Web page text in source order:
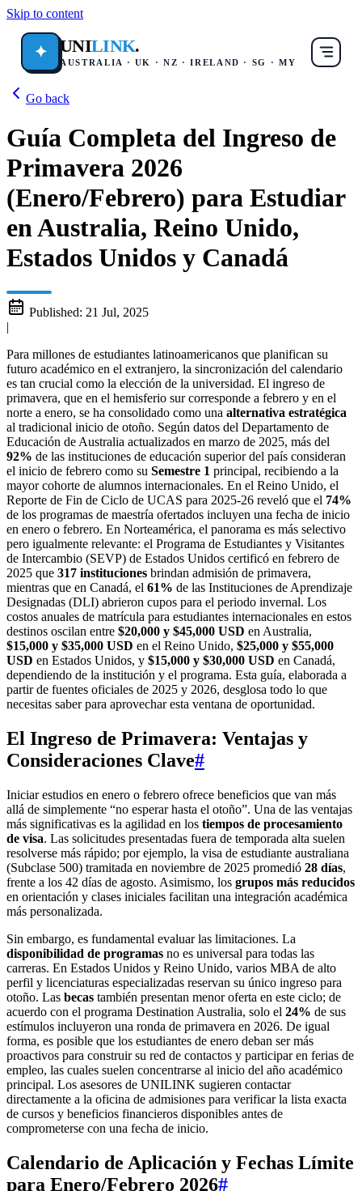
Skip to content
✦ UNILINK.
AUSTRALIA · UK · NZ · IRELAND · SG · MY
Go back
Guía Completa del Ingreso de
Primavera 2026
(Enero/Febrero) para Estudiar
en Australia, Reino Unido,
Estados Unidos y Canadá
Published: 21 Jul, 2025
|
Para millones de estudiantes latinoamericanos que planifican su
futuro académico en el extranjero, la sincronización del calendario
es tan crucial como la elección de la universidad. El ingreso de
primavera, que en el hemisferio sur corresponde a febrero y en el
norte a enero, se ha consolidado como una alternativa estratégica
al tradicional inicio de otoño. Según datos del Departamento de
Educación de Australia actualizados en marzo de 2025, más del
92% de las instituciones de educación superior del país consideran
el inicio de febrero como su Semestre 1 principal, recibiendo a la
mayor cohorte de alumnos internacionales. En el Reino Unido, el
Reporte de Fin de Ciclo de UCAS para 2025-26 reveló que el 74%
de los programas de maestría ofertados incluyen una fecha de inicio
en enero o febrero. En Norteamérica, el panorama es más selectivo
pero igualmente relevante: el Programa de Estudiantes y Visitantes
de Intercambio (SEVP) de Estados Unidos certificó en febrero de
2025 que 317 instituciones brindan admisión de primavera,
mientras que en Canadá, el 61% de las Instituciones de Aprendizaje
Designadas (DLI) abrieron cupos para el periodo invernal. Los
costos anuales de matrícula para estudiantes internacionales en estos
destinos oscilan entre $20,000 y $45,000 USD en Australia,
$15,000 y $35,000 USD en el Reino Unido, $25,000 y $55,000
USD en Estados Unidos, y $15,000 y $30,000 USD en Canadá,
dependiendo de la institución y el programa. Esta guía, elaborada a
partir de fuentes oficiales de 2025 y 2026, desglosa todo lo que
necesitas saber para aprovechar esta ventana de oportunidad.
El Ingreso de Primavera: Ventajas y
Consideraciones Clave#
Iniciar estudios en enero o febrero ofrece beneficios que van más
allá de simplemente “no esperar hasta el otoño”. Una de las ventajas
más significativas es la agilidad en los tiempos de procesamiento
de visa. Las solicitudes presentadas fuera de temporada alta suelen
resolverse más rápido; por ejemplo, la visa de estudiante australiana
(Subclase 500) tramitada en noviembre de 2025 promedió 28 días,
frente a los 42 días de agosto. Asimismo, los grupos más reducidos
en orientación y clases iniciales facilitan una integración académica
más personalizada.
Sin embargo, es fundamental evaluar las limitaciones. La
disponibilidad de programas no es universal para todas las
carreras. En Estados Unidos y Reino Unido, varios MBA de alto
perfil y licenciaturas especializadas reservan su único ingreso para
otoño. Las becas también presentan menor oferta en este ciclo; de
acuerdo con el programa Destination Australia, solo el 24% de sus
estímulos incluyeron una ronda de primavera en 2026. De igual
forma, es posible que los estudiantes de enero deban ser más
proactivos para construir su red de contactos y participar en ferias de
empleo, las cuales suelen concentrarse al inicio del año académico
principal. Los asesores de UNILINK sugieren contactar
directamente a la oficina de admisiones para verificar la lista exacta
de cursos y beneficios financieros disponibles antes de
comprometerse con una fecha de inicio.
Calendario de Aplicación y Fechas Límite
para Enero/Febrero 2026#